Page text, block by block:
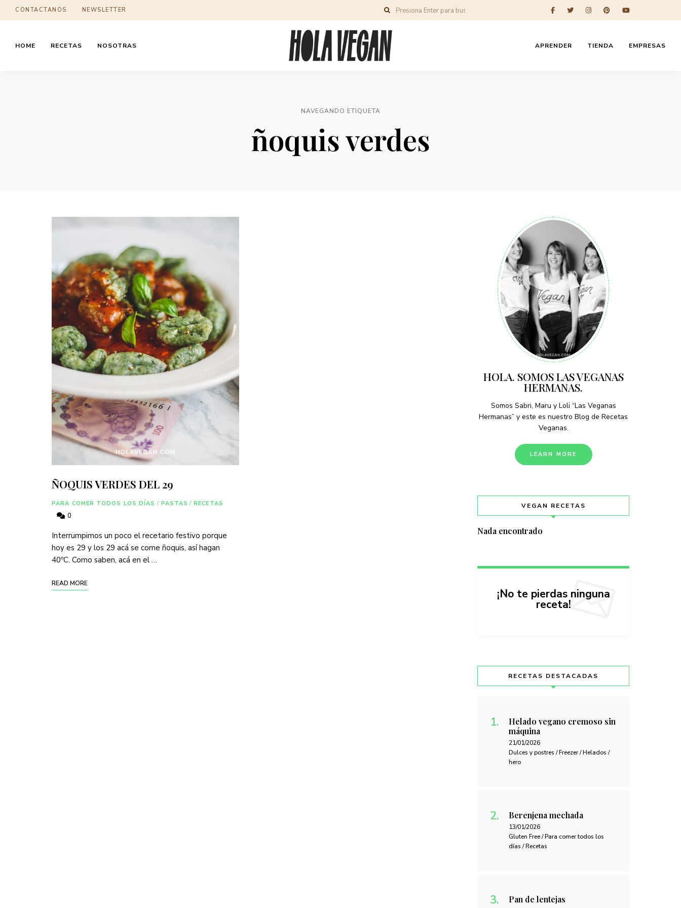
CONTACTANOS NEWSLETTER
HOME RECETAS NOSOTRAS APRENDER TIENDA EMPRESAS
NAVEGANDO ETIQUETA
ñoquis verdes
ÑOQUIS VERDES DEL 29
PARA COMER TODOS LOS DÍAS / PASTAS / RECETAS
0
Interrumpimos un poco el recetario festivo porque
hoy es 29 y los 29 acá se come ñoquis, así hagan
40ºC. Como saben, acá en el …
READ MORE
HOLA. SOMOS LAS VEGANAS
HERMANAS.
Somos Sabri, Maru y Loli “Las Veganas
Hermanas” y este es nuestro Blog de Recetas
Veganas.
LEARN MORE
VEGAN RECETAS
Nada encontrado
¡No te pierdas ninguna
receta!
RECETAS DESTACADAS
Helado vegano cremoso sin
máquina
21/01/2026
Dulces y postres / Freezer / Helados /
hero
Berenjena mechada
13/01/2026
Gluten Free / Para comer todos los
días / Recetas
Pan de lentejas